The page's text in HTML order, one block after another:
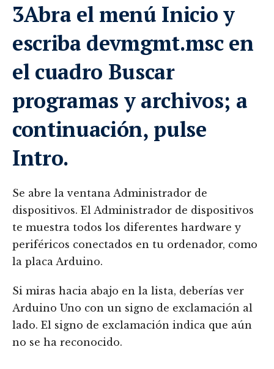
3Abra el menú Inicio y
escriba devmgmt.msc en
el cuadro Buscar
programas y archivos; a
continuación, pulse
Intro.
Se abre la ventana Administrador de
dispositivos. El Administrador de dispositivos
te muestra todos los diferentes hardware y
periféricos conectados en tu ordenador, como
la placa Arduino.
Si miras hacia abajo en la lista, deberías ver
Arduino Uno con un signo de exclamación al
lado. El signo de exclamación indica que aún
no se ha reconocido.